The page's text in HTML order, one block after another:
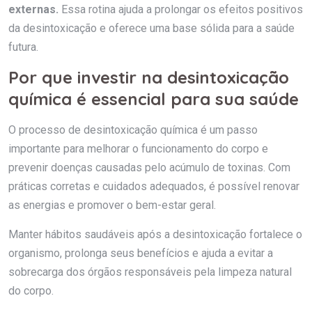
externas. Essa rotina ajuda a prolongar os efeitos positivos
da desintoxicação e oferece uma base sólida para a saúde
futura.
Por que investir na desintoxicação
química é essencial para sua saúde
O processo de desintoxicação química é um passo
importante para melhorar o funcionamento do corpo e
prevenir doenças causadas pelo acúmulo de toxinas. Com
práticas corretas e cuidados adequados, é possível renovar
as energias e promover o bem-estar geral.
Manter hábitos saudáveis após a desintoxicação fortalece o
organismo, prolonga seus benefícios e ajuda a evitar a
sobrecarga dos órgãos responsáveis pela limpeza natural
do corpo.